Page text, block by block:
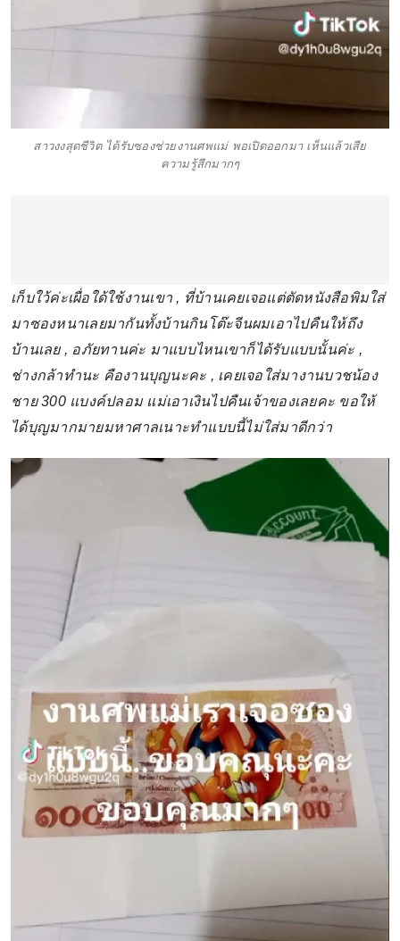
สาวงงสุดชีวิต ได้รับซองช่วยงานศพแม่ พอเปิดออกมา เห็นแล้วเสีย
ความรู้สึกมากๆ
เก็บใว้ค่ะเผื่อใด้ใช้งานเขา , ที่บ้านเคยเจอแต่ตัดหนังสือพิมใส่
มาซองหนาเลยมากันทั้งบ้านกินโต๊ะจีนผมเอาไปคืนให้ถึง
บ้านเลย , อภัยทานค่ะ มาแบบไหนเขาก็ได้รับแบบนั้นค่ะ ,
ช่างกล้าทำนะ คืองานบุญนะคะ , เคยเจอใส่มางานบวชน้อง
ชาย 300 แบงค์ปลอม แม่เอาเงินไปคืนเจ้าของเลยคะ ขอให้
ได้บุญมากมายมหาศาลเนาะทำแบบนี้ไม่ใส่มาดีกว่า